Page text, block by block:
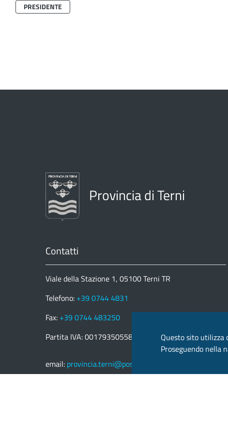
PRESIDENTE
Provincia di Terni
Contatti
Viale della Stazione 1, 05100 Terni TR
Telefono: +39 0744 4831
Fax: +39 0744 483250
Partita IVA: 00179350558
email: provincia.terni@postacert.umbria.it
Questo sito utilizza
Proseguendo nella